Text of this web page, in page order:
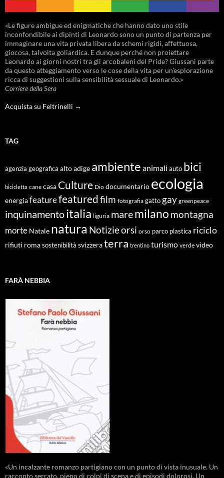
«Le figure ambigue ed enigmatiche che hanno dato uno stile
inconfondibile ai dipinti di Leonardo sono un punto di partenza per
immaginare una vita privata libera da schemi rigidi, affettuosa,
giocosa, talvolta goliardica. E dunque perché non proiettare
Leonardo ai giorni nostri tra gli arcobaleni del Pride? Giussani parte
da questo atteggiamento verso le cose della vita per un’esplorazione
ricca di suggestioni sulla sensibilità sessuale di Leonardo.»
Corriere della Sera
Acquista su Feltrinelli →
TAG
agenzia geografica alto adige ambiente animali auto bici
bicicletta cane casa Culture Dio documentario ecologia
energiafeaturefeaturedfilm fotografia gatto gay greenpeace
inquinamentoitalia liguria maremilano montagna
morte Natale natura Notizieorsi orso parco plastica riciclo
rifiuti roma sostenibilità svizzeraterra trentino turismo verde video
FARÀ NEBBIA
«Un incalzante romanzo partigiano con un punto di vista inusuale. Un
racconto serrato, pieno di colpi di scena e di episodi dolorosi. Un